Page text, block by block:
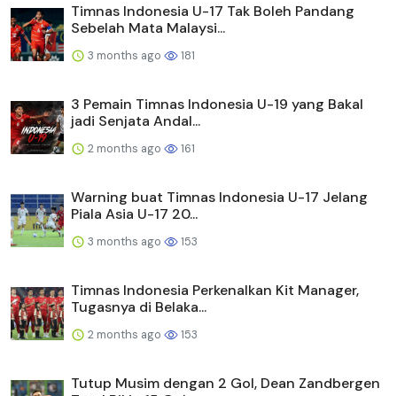
Timnas Indonesia U-17 Tak Boleh Pandang
Sebelah Mata Malaysi...
3 months ago 181
3 Pemain Timnas Indonesia U-19 yang Bakal
jadi Senjata Andal...
2 months ago 161
Warning buat Timnas Indonesia U-17 Jelang
Piala Asia U-17 20...
3 months ago 153
Timnas Indonesia Perkenalkan Kit Manager,
Tugasnya di Belaka...
2 months ago 153
Tutup Musim dengan 2 Gol, Dean Zandbergen